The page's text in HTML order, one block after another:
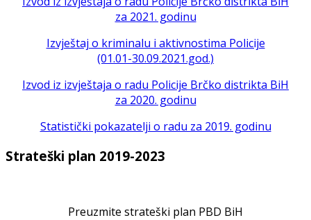
za 2021. godinu
Izvještaj o kriminalu i aktivnostima Policije
(01.01-30.09.2021.god.)
Izvod iz izvještaja o radu Policije Brčko distrikta BiH
za 2020. godinu
Statistički pokazatelji o radu za 2019. godinu
Strateški plan 2019-2023
Preuzmite strateški plan PBD BiH